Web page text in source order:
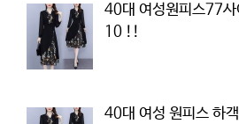
40대 여성원피스77
10 !!
40대 여성 원피스 하